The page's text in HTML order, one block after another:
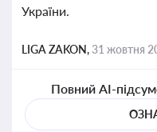
України.
LIGA ZAKON,31 жовтня
Повний AI-